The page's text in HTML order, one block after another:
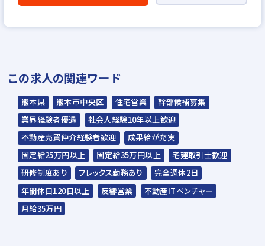
▼
説明選考会（電話面談）
式会社が行います＊
スラッシュ株式会社からのご連絡をお待ち
ください。
ご連絡までに7日程度いただく場合があり
ます。予めご了承ください。
担当：スラッシュ株式会社
本社：東京都港区赤坂2-15-16 赤坂ふく
この求人の関連ワード
熊本県 熊本市中央区 住宅営業
幹部候補募集
業界経験者優遇
社会人経験10年以上歓迎
不動産売買仲介経験者歓迎
成果給が充実
固定給25万円以上
固定給35万円以上
宅建取引士歓迎
研修制度あり
フレックス勤務あり
完全週休2日
年間休日120日以上
反響営業
不動産ITベンチャー
月給35万円